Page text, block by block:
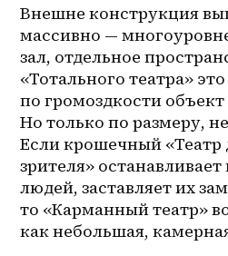
Внешне конструкция
массивно —
зал, отдельное
«Тотального театра»
по громоздкости
Но только по размеру,
Если крошечный «Театр
зрителя»
людей, заставляет их
то «Карманный театр»
как небольшая,